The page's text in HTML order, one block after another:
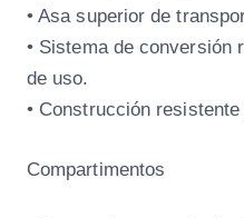
• Asa superior de
• Sistema de conversión
de uso.
• Construcción
Compartimentos